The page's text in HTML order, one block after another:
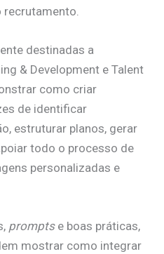
recrutamento.
destinadas a
& Development e Talent
como criar
de identificar
estruturar planos, gerar
todo o processo de
personalizadas e
promptse boas práticas,
mostrar como integrar